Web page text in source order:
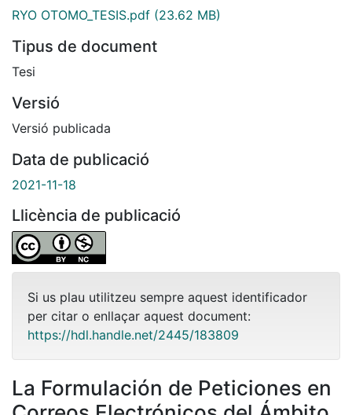
RYO OTOMO_TESIS.pdf (23.62 MB)
Tipus de document
Tesi
Versió
Versió publicada
Data de publicació
2021-11-18
Llicència de publicació
Si us plau utilitzeu sempre aquest identificador
per citar o enllaçar aquest document:
https://hdl.handle.net/2445/183809
La Formulación de Peticiones en